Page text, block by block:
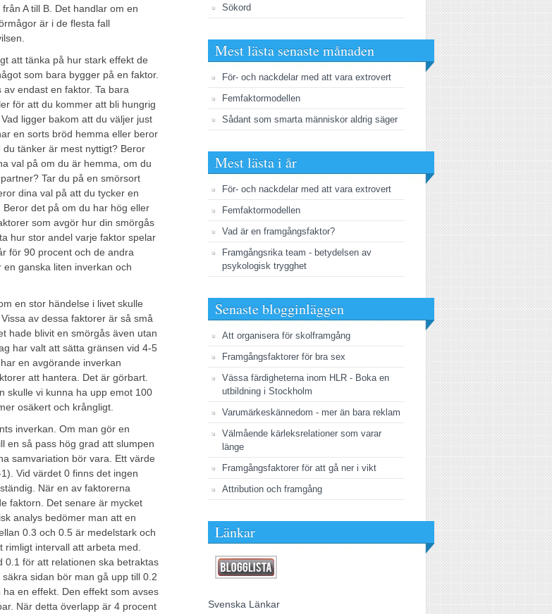
A till B. Det handlar om en
är i de flesta fall
att tänka på hur stark effekt de
som bara bygger på en faktor.
endast en faktor. Ta bara
för att du kommer att bli hungrig
ligger bakom att du väljer just
en sorts bröd hemma eller beror
tänker är mest nyttigt? Beror
val på om du är hemma, om du
Tar du på en smörsort
dina val på att du tycker en
det på om du har hög eller
som avgör hur din smörgås
hur stor andel varje faktor spelar
för 90 procent och de andra
ganska liten inverkan och
en stor händelse i livet skulle
av dessa faktorer är så små
hade blivit en smörgås även utan
har valt att sätta gränsen vid 4-5
en avgörande inverkan
att hantera. Det är görbart.
skulle vi kunna ha upp emot 100
osäkert och krångligt.
inverkan. Om man gör en
en så pass hög grad att slumpen
samvariation bör vara. Ett värde
Vid värdet 0 finns det ingen
När en av faktorerna
faktorn. Det senare är mycket
analys bedömer man att en
0.3 och 0.5 är medelstark och
intervall att arbeta med.
0.1 för att relationen ska betraktas
sidan bör man gå upp till 0.2
en effekt. Den effekt som avses
När detta överlapp är 4 procent
Sökord
Mest lästa senaste månaden
För- och nackdelar med att vara extrovert
Femfaktormodellen
Sådant som smarta människor aldrig säger
Mest lästa i år
För- och nackdelar med att vara extrovert
Femfaktormodellen
Vad är en framgångsfaktor?
Framgångsrika team - betydelsen av
psykologisk trygghet
Senaste blogginläggen
Att organisera för skolframgång
Framgångsfaktorer för bra sex
Vässa färdigheterna inom HLR - Boka en
utbildning i Stockholm
Varumärkeskännedom - mer än bara reklam
Välmående kärleksrelationer som varar
länge
Framgångsfaktorer för att gå ner i vikt
Attribution och framgång
Länkar
Svenska Länkar